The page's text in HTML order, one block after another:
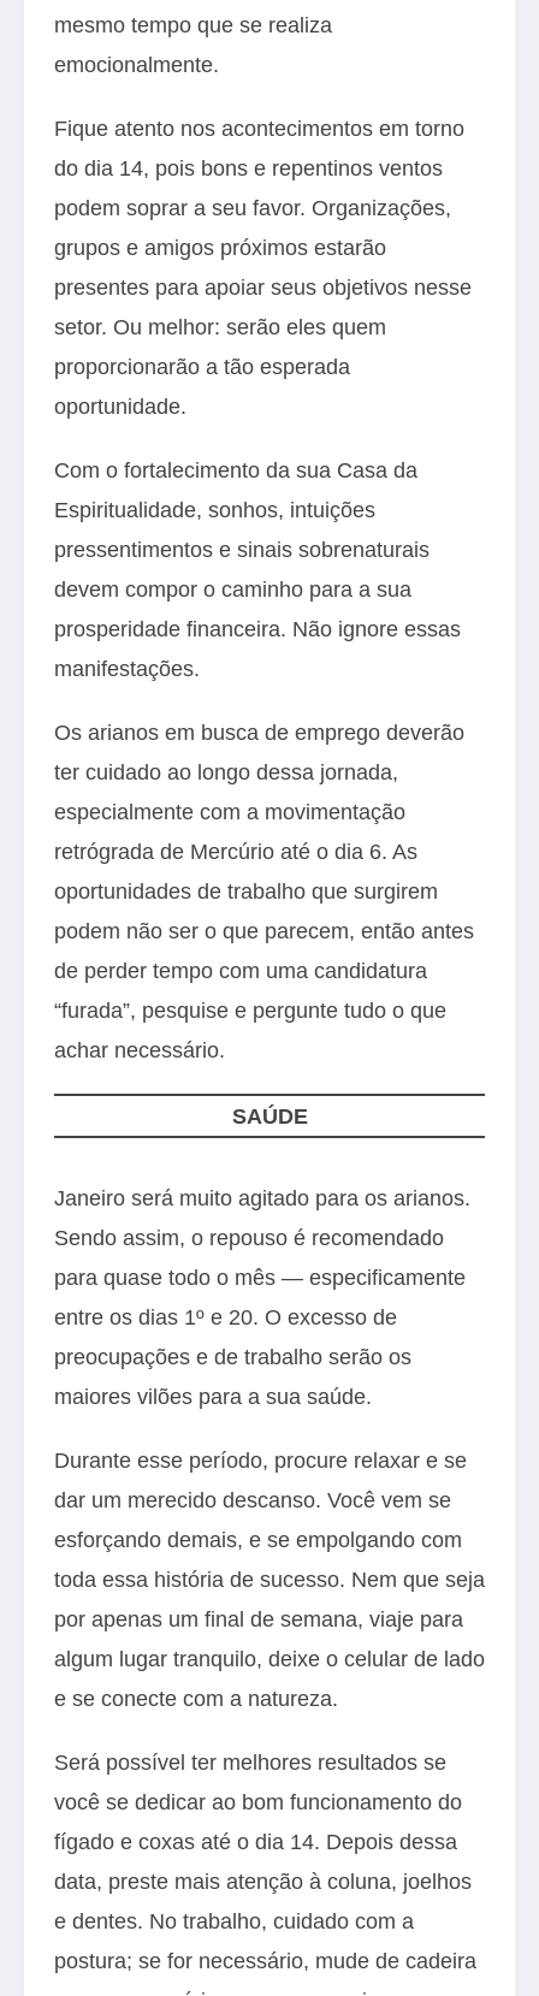
mesmo tempo que se realiza
emocionalmente.
Fique atento nos acontecimentos em torno
do dia 14, pois bons e repentinos ventos
podem soprar a seu favor. Organizações,
grupos e amigos próximos estarão
presentes para apoiar seus objetivos nesse
setor. Ou melhor: serão eles quem
proporcionarão a tão esperada
oportunidade.
Com o fortalecimento da sua Casa da
Espiritualidade, sonhos, intuições
pressentimentos e sinais sobrenaturais
devem compor o caminho para a sua
prosperidade financeira. Não ignore essas
manifestações.
Os arianos em busca de emprego deverão
ter cuidado ao longo dessa jornada,
especialmente com a movimentação
retrógrada de Mercúrio até o dia 6. As
oportunidades de trabalho que surgirem
podem não ser o que parecem, então antes
de perder tempo com uma candidatura
“furada”, pesquise e pergunte tudo o que
achar necessário.
SAÚDE
Janeiro será muito agitado para os arianos.
Sendo assim, o repouso é recomendado
para quase todo o mês — especificamente
entre os dias 1º e 20. O excesso de
preocupações e de trabalho serão os
maiores vilões para a sua saúde.
Durante esse período, procure relaxar e se
dar um merecido descanso. Você vem se
esforçando demais, e se empolgando com
toda essa história de sucesso. Nem que seja
por apenas um final de semana, viaje para
algum lugar tranquilo, deixe o celular de lado
e se conecte com a natureza.
Será possível ter melhores resultados se
você se dedicar ao bom funcionamento do
fígado e coxas até o dia 14. Depois dessa
data, preste mais atenção à coluna, joelhos
e dentes. No trabalho, cuidado com a
postura; se for necessário, mude de cadeira